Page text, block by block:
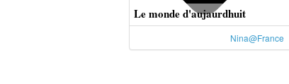
Le monde d'aujaurdhuit
Nina@France